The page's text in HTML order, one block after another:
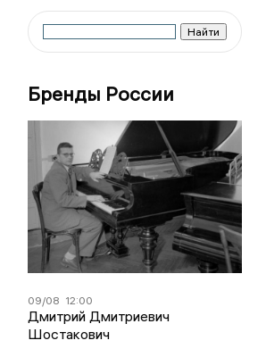
Бренды России
09/08 12:00
Дмитрий Дмитриевич
Шостакович